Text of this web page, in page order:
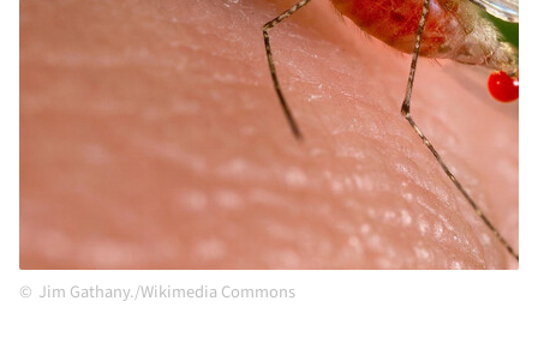
Jim Gathany./Wikimedia Commons